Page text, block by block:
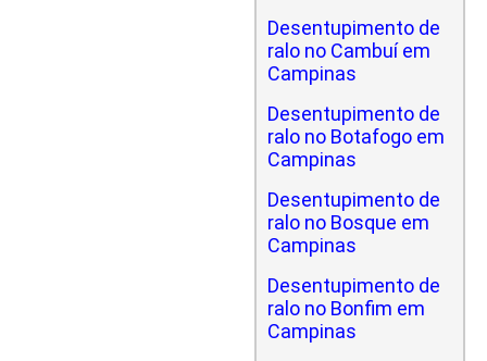
Desentupimento de
ralo no Cambuí em
Campinas
Desentupimento de
ralo no Botafogo em
Campinas
Desentupimento de
ralo no Bosque em
Campinas
Desentupimento de
ralo no Bonfim em
Campinas